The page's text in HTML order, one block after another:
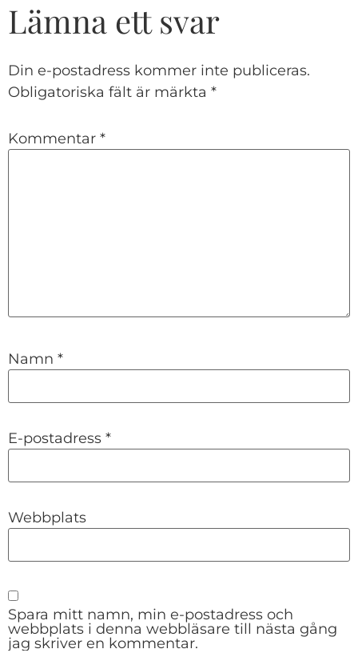
Lämna ett svar
Din e-postadress kommer inte publiceras.
Obligatoriska fält är märkta *
Kommentar *
Namn *
E-postadress *
Webbplats
Spara mitt namn, min e-postadress och
webbplats i denna webbläsare till nästa gång
jag skriver en kommentar.